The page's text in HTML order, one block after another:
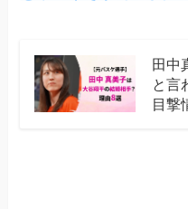
田中
と言
目撃